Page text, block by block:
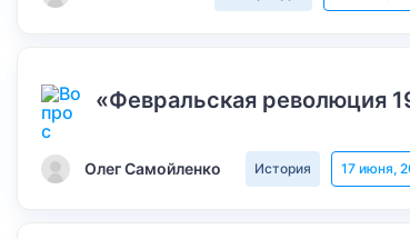
«Февральская революция
Олег Самойленко История 17 июня,